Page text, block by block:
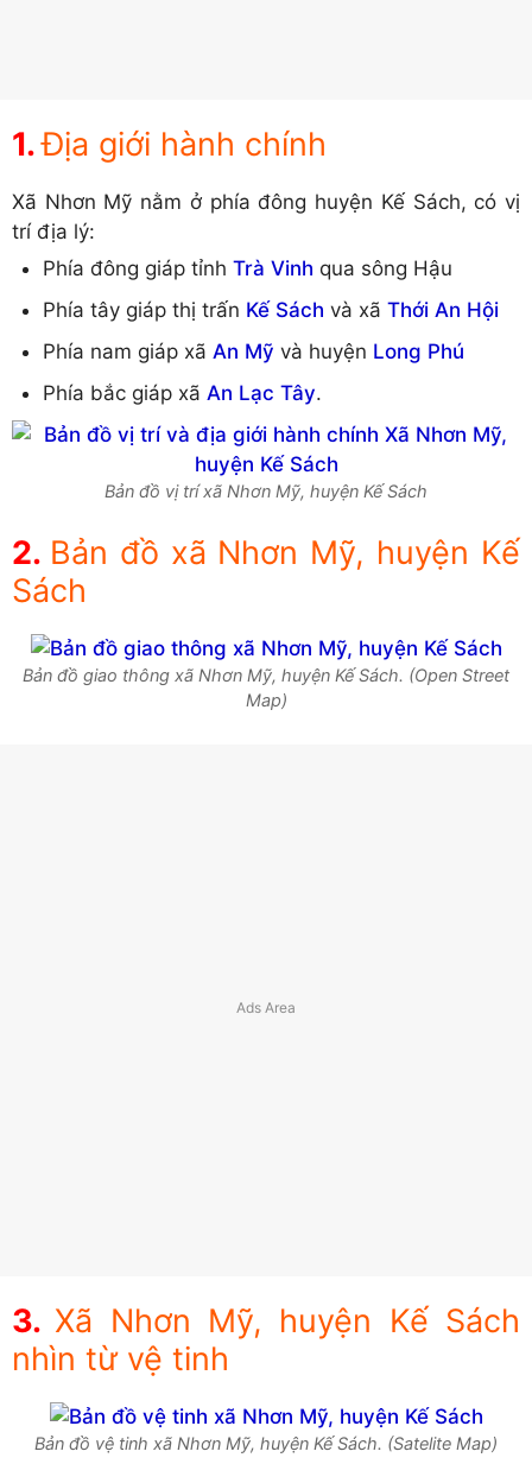
Địa giới hành chính
Xã Nhơn Mỹ nằm ở phía đông huyện Kế Sách, có vị
trí địa lý:
Phía đông giáp tỉnh Trà Vinh qua sông Hậu
Phía tây giáp thị trấn Kế Sách và xã Thới An Hội
Phía nam giáp xã An Mỹ và huyện Long Phú
Phía bắc giáp xã An Lạc Tây.
Bản đồ vị trí xã Nhơn Mỹ, huyện Kế Sách
Bản đồ xã Nhơn Mỹ, huyện Kế
Sách
Bản đồ giao thông xã Nhơn Mỹ, huyện Kế Sách. (Open Street
Map)
Xã Nhơn Mỹ, huyện Kế Sách
nhìn từ vệ tinh
Bản đồ vệ tinh xã Nhơn Mỹ, huyện Kế Sách. (Satelite Map)